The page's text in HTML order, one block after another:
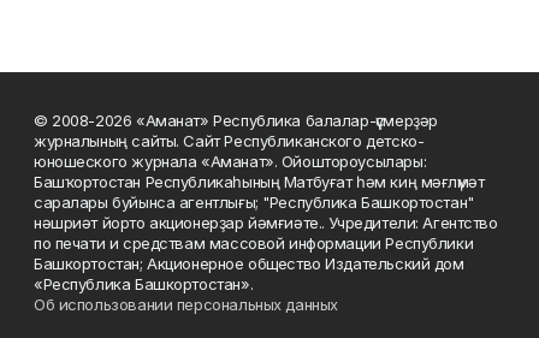
© 2008-2026 «Аманат» Республика балалар-үҫмерҙәр
журналының сайты. Сайт Республиканского детско-
юношеского журнала «Аманат». Ойоштороусылары:
Башҡортостан Республикаһының Матбуғат һәм киң мәғлүмәт
саралары буйынса агентлығы; "Республика Башкортостан"
нәшриәт йорто акционерҙар йәмғиәте.. Учредители: Агентство
по печати и средствам массовой информации Республики
Башкортостан; Акционерное общество Издательский дом
«Республика Башкортостан».
Об использовании персональных данных